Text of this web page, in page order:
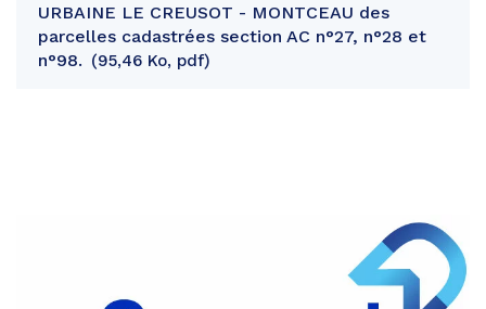
URBAINE LE CREUSOT - MONTCEAU des
parcelles cadastrées section AC n°27, n°28 et
n°98.
95,46 Ko, pdf
Partager